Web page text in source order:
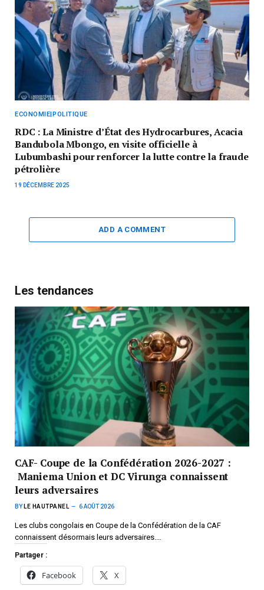
ECONOMIE|POLITIQUE
RDC : La Ministre d’État des Hydrocarbures, Acacia
Bandubola Mbongo, en visite officielle à
Lubumbashi pour renforcer la lutte contre la fraude
pétrolière
19 DÉCEMBRE 2025
ADD A COMMENT
Les tendances
CAF- Coupe de la Confédération 2026-2027 :
Maniema Union et DC Virunga connaissent
leurs adversaires
BY LE HAUTPANEL 6 AOÛT 2026
Les clubs congolais en Coupe de la Confédération de la CAF
connaissent désormais leurs adversaires.…
Partager :
Facebook X